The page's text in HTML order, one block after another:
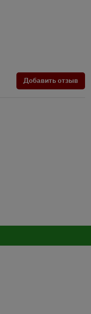
Добавить отзыв